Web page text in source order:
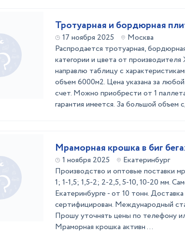
Тротуарная и бордюрная
17 ноября 2025
Москва
Распродается тротуарная,
категории и цвета от
направлю таблицу с
объем 6000м2. Цена указана за
счет. Можно приобрести от 1
гарантия имеется. За большой объем
Мраморная крошка в биг
1 ноября 2025
Екатеринбург
Производство и оптовые поставки
1; 1-1,5; 1,5-2; 2-2,5, 5-10, 10-20 мм.
Екатеринбурге - от 10 тонн.
сертифицирован. Международный
Прошу уточнять цены по телефону
Мраморная крошка активн ...